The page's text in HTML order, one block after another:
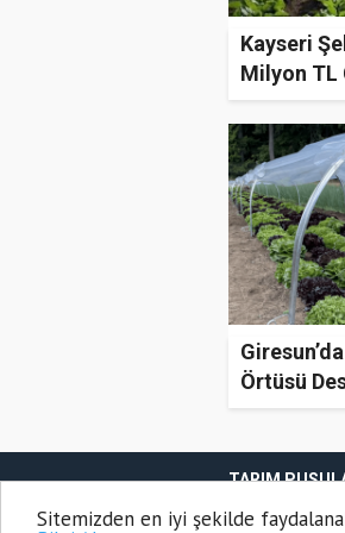
Sitemizden en iyi şekilde
Kayseri
Milyon TL
Örtüsü
TARIM